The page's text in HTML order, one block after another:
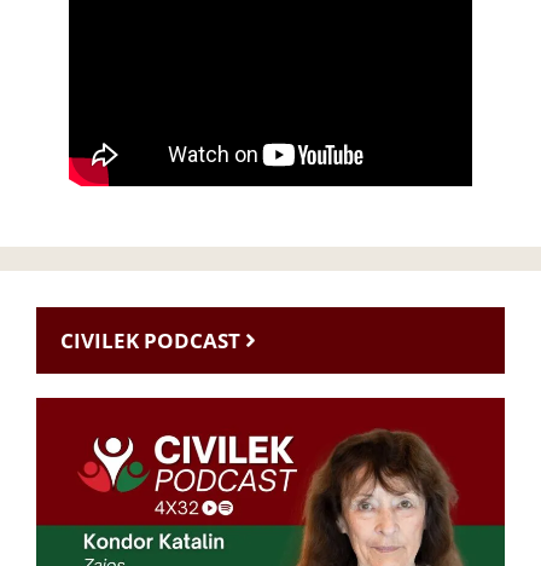
CIVILEK PODCAST